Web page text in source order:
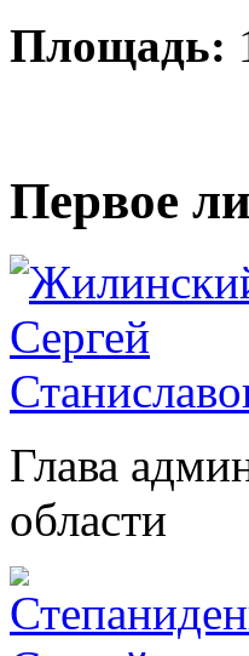
Площадь:
Первое
Глава
области